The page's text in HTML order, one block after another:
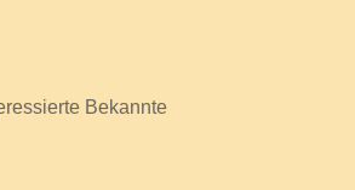
Bekannte